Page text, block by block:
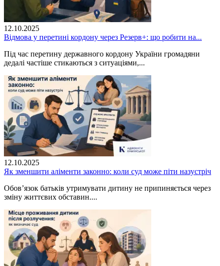
12.10.2025
Відмова у перетині кордону через Резерв+: що робити на...
Під час перетину державного кордону України громадяни
дедалі частіше стикаються з ситуаціями,...
12.10.2025
Як зменшити аліменти законно: коли суд може піти назустріч
Обов’язок батьків утримувати дитину не припиняється через
зміну життєвих обставин....